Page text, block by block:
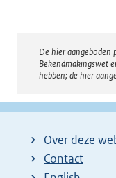
De hier aangeboden
Bekendmakingswet
hebben; de hier
Over deze
Contact